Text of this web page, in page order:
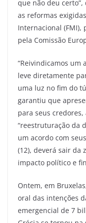
que não deu
as reformas
Internacional (FMI),
pela Comissão
“Reivindicamos um
leve diretamente
uma luz no fim do
garantiu que
para seus
“reestruturação da
um acordo com
(12), deverá sair da
impacto político e
Ontem, em
oral das intenções
emergencial de 7